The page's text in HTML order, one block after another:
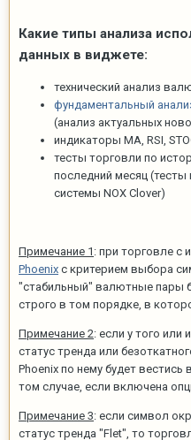
Какие типы анализа
данных в виджете:
технический анализ
фундаментальный
(анализ актуальных
индикаторы MA, RSI,
тесты торговли по
последний месяц
системы NOX Clover)
Примечание 1 : при торговле с
Phoenix с критерием выбора
"стабильный" валютные пары
строго в том порядке, в
Примечание 2: если у того или
статус тренда или
Phoenix по нему будет
том случае, если включена
Примечание 3: если символ
статус тренда "Flet", то